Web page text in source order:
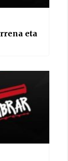
amaiera
Hamaika
eta